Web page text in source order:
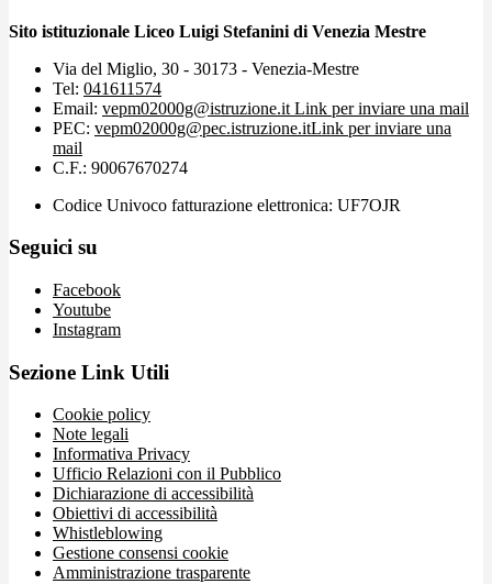
Sito istituzionale Liceo Luigi Stefanini di Venezia Mestre
Via del Miglio, 30 - 30173 - Venezia-Mestre
Tel: 041611574
Email: vepm02000g@istruzione.it Link per inviare una mail
PEC: vepm02000g@pec.istruzione.itLink per inviare una
mail
C.F.: 90067670274
Codice Univoco fatturazione elettronica: UF7OJR
Seguici su
Facebook
Youtube
Instagram
Sezione Link Utili
Cookie policy
Note legali
Informativa Privacy
Ufficio Relazioni con il Pubblico
Dichiarazione di accessibilità
Obiettivi di accessibilità
Whistleblowing
Gestione consensi cookie
Amministrazione trasparente